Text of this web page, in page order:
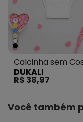
+
Calcinha sem
Cintura Alta Tanga
Branco
DUKALI
R$ 38,97
Você também